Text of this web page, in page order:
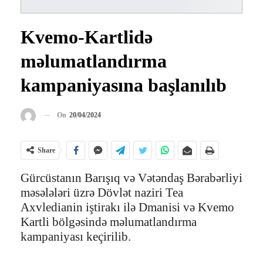
Kvemo-Kartlidə
məlumatlandırma
kampaniyasına başlanılıb
On 20/04/2024
Share
Gürcüstanın Barışıq və Vətəndaş Bərabərliyi
məsələləri üzrə Dövlət naziri Tea
Axvledianin iştirakı ilə Dmanisi və Kvemo
Kartli bölgəsində məlumatlandırma
kampaniyası keçirilib.